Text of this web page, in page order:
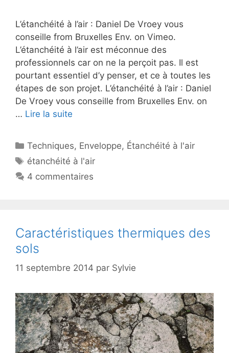
L’étanchéité à l’air : Daniel De Vroey vous
conseille from Bruxelles Env. on Vimeo.
L’étanchéité à l’air est méconnue des
professionnels car on ne la perçoit pas. Il est
pourtant essentiel d’y penser, et ce à toutes les
étapes de son projet. L’étanchéité à l’air : Daniel
De Vroey vous conseille from Bruxelles Env. on
… Lire la suite
Catégories
Techniques, Enveloppe, Étanchéité à l'air
Étiquettes
étanchéité à l'air
4 commentaires
Caractéristiques thermiques des
sols
11 septembre 2014 par Sylvie